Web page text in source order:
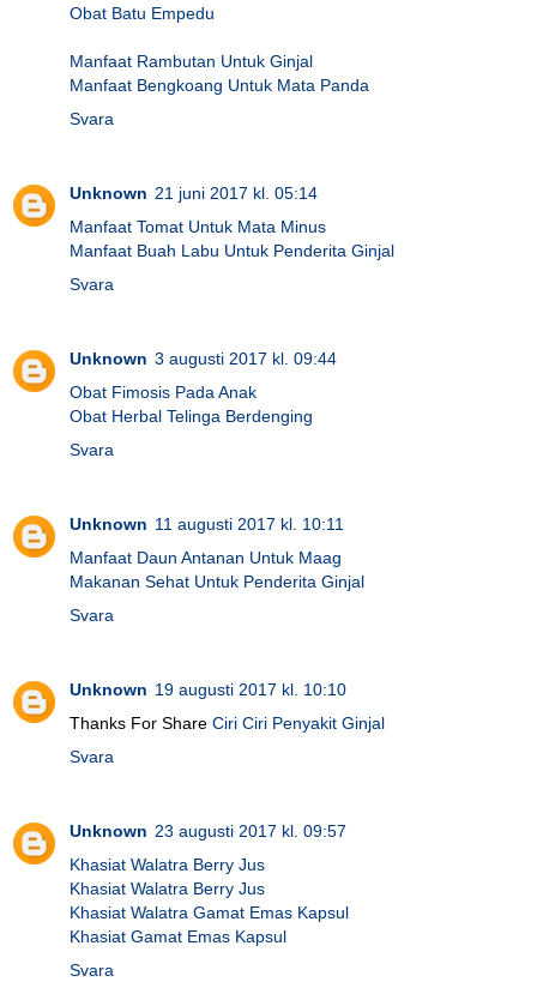
Obat Batu Empedu
Manfaat Rambutan Untuk Ginjal
Manfaat Bengkoang Untuk Mata Panda
Svara
Unknown 21 juni 2017 kl. 05:14
Manfaat Tomat Untuk Mata Minus
Manfaat Buah Labu Untuk Penderita Ginjal
Svara
Unknown 3 augusti 2017 kl. 09:44
Obat Fimosis Pada Anak
Obat Herbal Telinga Berdenging
Svara
Unknown 11 augusti 2017 kl. 10:11
Manfaat Daun Antanan Untuk Maag
Makanan Sehat Untuk Penderita Ginjal
Svara
Unknown 19 augusti 2017 kl. 10:10
Thanks For Share Ciri Ciri Penyakit Ginjal
Svara
Unknown 23 augusti 2017 kl. 09:57
Khasiat Walatra Berry Jus
Khasiat Walatra Berry Jus
Khasiat Walatra Gamat Emas Kapsul
Khasiat Gamat Emas Kapsul
Svara